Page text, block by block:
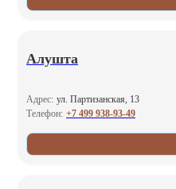
Алушта
Адрес: ул. Партизанская, 13
Телефон: +7 499 938-93-49